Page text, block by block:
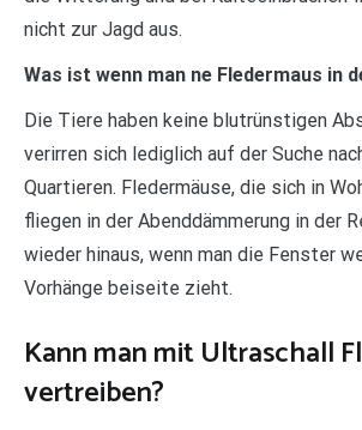
nicht zur Jagd aus.
Was ist wenn man ne Fledermaus in
Die Tiere haben keine blutrünstigen
verirren sich lediglich auf der Suche
Quartieren. Fledermäuse, die sich in
fliegen in der Abenddämmerung in der
wieder hinaus, wenn man die Fenster
Vorhänge beiseite zieht.
Kann man mit Ultraschall
vertreiben?